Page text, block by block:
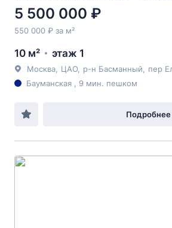
5 500 000 ₽
550 000 ₽ за м²
10 м² этаж 1
Москва ЦАО р-н Басманный пер
Бауманская , 9 мин. пешком
Подробнее